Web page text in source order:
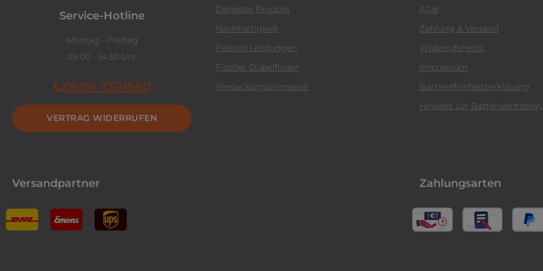
Service-Hotline
Montag - Freitag
09:00 - 14:30 Uhr
09191 7301560
VERTRAG WIDERRUFEN
Defektes Produkt
Nachhaltigkeit
Festool Leistungen
Fischer Dübelfinder
Verpackungshinweise
AGB
Zahlung & Versand
Widerrufsrecht
Impressum
Barrierefreiheitserklärung
Hinweis zur
Versandpartner Zahlungsarten